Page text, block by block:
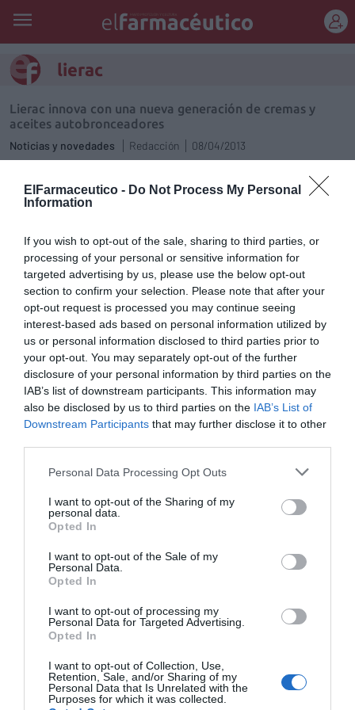
ElFarmaceutico - Do Not Process My Personal
Information
If you wish to opt-out of the sale, sharing to third parties, or
processing of your personal or sensitive information for
targeted advertising by us, please use the below opt-out
section to confirm your selection. Please note that after your
opt-out request is processed you may continue seeing
interest-based ads based on personal information utilized by
us or personal information disclosed to third parties prior to
your opt-out. You may separately opt-out of the further
disclosure of your personal information by third parties on the
IAB’s list of downstream participants. This information may
also be disclosed by us to third parties on the IAB’s List of
Downstream Participants that may further disclose it to other
Personal Data Processing Opt Outs
I want to opt-out of the Sharing of my
personal data.
Opted In
I want to opt-out of the Sale of my
Personal Data.
Opted In
I want to opt-out of processing my
Personal Data for Targeted Advertising.
Opted In
I want to opt-out of Collection, Use,
Retention, Sale, and/or Sharing of my
Personal Data that Is Unrelated with the
Purposes for which it was collected.
lierac
Lierac innova con una nueva generación de cremas y
aceites autobronceadores
Noticias y novedades Redacción
08/04/2013
Laboratorios Lierac ofrece una nueva fórmula de tratamientos
aceleradores del bronceado, anti-edad, alisadores e hidratantes. Se
trata de la gama Sunific, unos productos que ofrecen un bronceado
más real y natural a través del DHA (DiHidroxiAcetona), una molécula
melanina natural, estimulándola. Una alternativa para tener un color
bonito todo el año sin sol y de esta manera acostumbrar y adaptar la
piel a la exposición solar con un resultado 2 veces más intenso y
natural y un bronceado 3 veces más rápido.
Body-Slim de LIERAC: revolución en anticelulíticos
Noticias y novedades Redacción
21/02/2012
LIERAC, una de las marcas líderes en cosmética y productos para el
cuidado de la piel, ha desarrollado Body-Slim, una nueva línea de
productos anticelulíticos que incorporan la primera asociación de
activos capaces de transformar los adipocitos «blancos», que actúan
como reserva de energía sintetizando y almacenando los lípidos, en
adipocitos «marrones», que facilitan la eliminación de las grasas.
1 2
Lo más leído
farmacia: claves para decidir con criterio
La farmacia, un apoyo esencial en el cuidado infantil
Récord de comunicaciones para el 24 Congreso Nacional
Farmacéutico de Oviedo